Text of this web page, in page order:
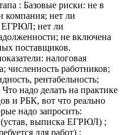
: Базовые риски: не в
компания; нет ли
ЕГРЮЛ; нет ли
не включена
поставщиков.
налоговая
численность работников;
рентабельность;
надо делать на практике
и РБК, вот что реально
надо запросить:
выписка ЕГРЮЛ) ;
для работ) ;